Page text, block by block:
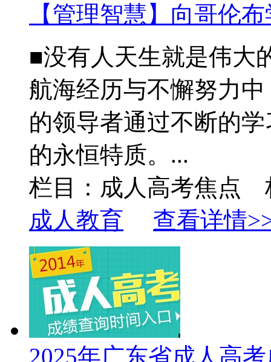
【管理智慧】向哥伦
■没有人天生就是伟大
航海经历与不懈努力
的领导者通过不断的
的永恒特质。...
栏目：成人高考焦点
成人教育
查看详情
2025年广东省成人高